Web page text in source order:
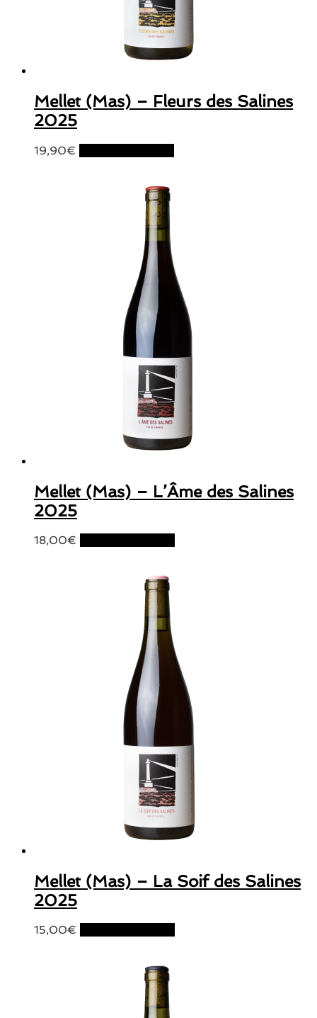
Mellet (Mas) – Fleurs des Salines
2025
19,90€
Mellet (Mas) – L’Âme des Salines
2025
18,00€
Mellet (Mas) – La Soif des Salines
2025
15,00€